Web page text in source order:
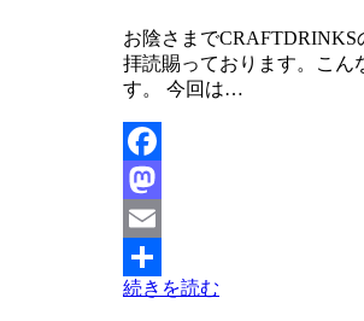
投稿者master
お陰さまで
拝読賜っております。こん
す。 今回は…
Facebook
Mastodon
Email
共
続きを読む